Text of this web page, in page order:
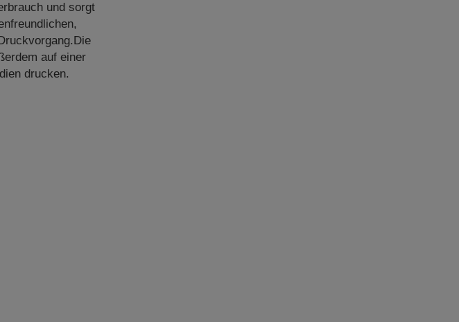
und sorgt
auf einer
drucken.